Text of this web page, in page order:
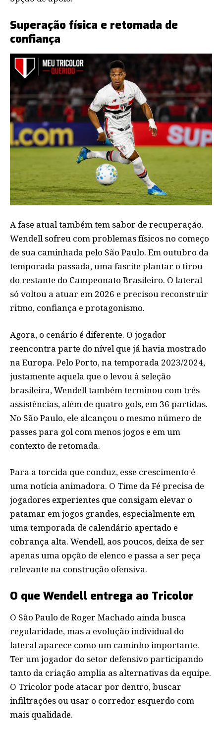
Superação física e retomada de
confiança
A fase atual também tem sabor de recuperação.
Wendell sofreu com problemas físicos no começo
de sua caminhada pelo São Paulo. Em outubro da
temporada passada, uma fascite plantar o tirou
do restante do Campeonato Brasileiro. O lateral
só voltou a atuar em 2026 e precisou reconstruir
ritmo, confiança e protagonismo.
Agora, o cenário é diferente. O jogador
reencontra parte do nível que já havia mostrado
na Europa. Pelo Porto, na temporada 2023/2024,
justamente aquela que o levou à seleção
brasileira, Wendell também terminou com três
assistências, além de quatro gols, em 36 partidas.
No São Paulo, ele alcançou o mesmo número de
passes para gol com menos jogos e em um
contexto de retomada.
Para a torcida que conduz, esse crescimento é
uma notícia animadora. O Time da Fé precisa de
jogadores experientes que consigam elevar o
patamar em jogos grandes, especialmente em
uma temporada de calendário apertado e
cobrança alta. Wendell, aos poucos, deixa de ser
apenas uma opção de elenco e passa a ser peça
relevante na construção ofensiva.
O que Wendell entrega ao Tricolor
O São Paulo de Roger Machado ainda busca
regularidade, mas a evolução individual do
lateral aparece como um caminho importante.
Ter um jogador do setor defensivo participando
tanto da criação amplia as alternativas da equipe.
O Tricolor pode atacar por dentro, buscar
infiltrações ou usar o corredor esquerdo com
mais qualidade.